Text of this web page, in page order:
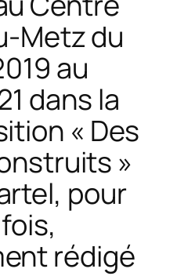
Metz du
au
dans la
« Des
»
pour
rédigé